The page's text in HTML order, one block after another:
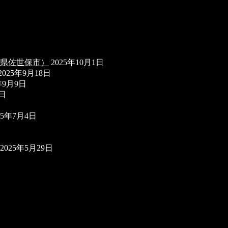
佐世保市）
2025年10月1日
年9月18日
月9日
年7月4日
2025年5月29日